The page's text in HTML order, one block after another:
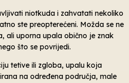
​​niotkuda i zahvatati nekoliko
ste preopterećeni. Možda se ne
ali uporna upala obično je znak
što se povrijedi.
tetive ili zgloba, upalu koja
na određena područja, male